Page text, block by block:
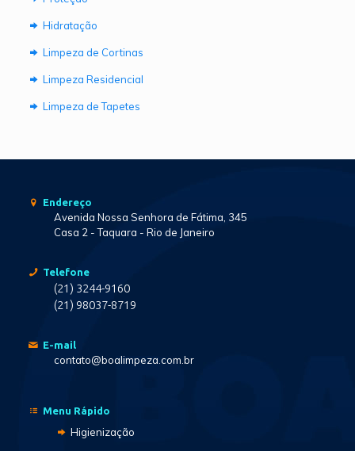
Hidratação
Limpeza de Cortinas
Limpeza Residencial
Limpeza de Tapetes
Endereço
Avenida Nossa Senhora de Fátima, 345
Casa 2 - Taquara - Rio de Janeiro
Telefone
(21) 3244-9160
(21) 98037-8719
E-mail
contato@boalimpeza.com.br
Menu Rápido
Higienização